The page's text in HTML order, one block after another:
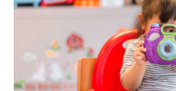
Innovazione
Sicurezza e Legalità